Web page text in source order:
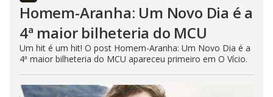
Homem-Aranha: Um Novo Dia é a
4ª maior bilheteria do MCU
Um hit é um hit! O post Homem-Aranha: Um Novo Dia é a
4ª maior bilheteria do MCU apareceu primeiro em O Vício.